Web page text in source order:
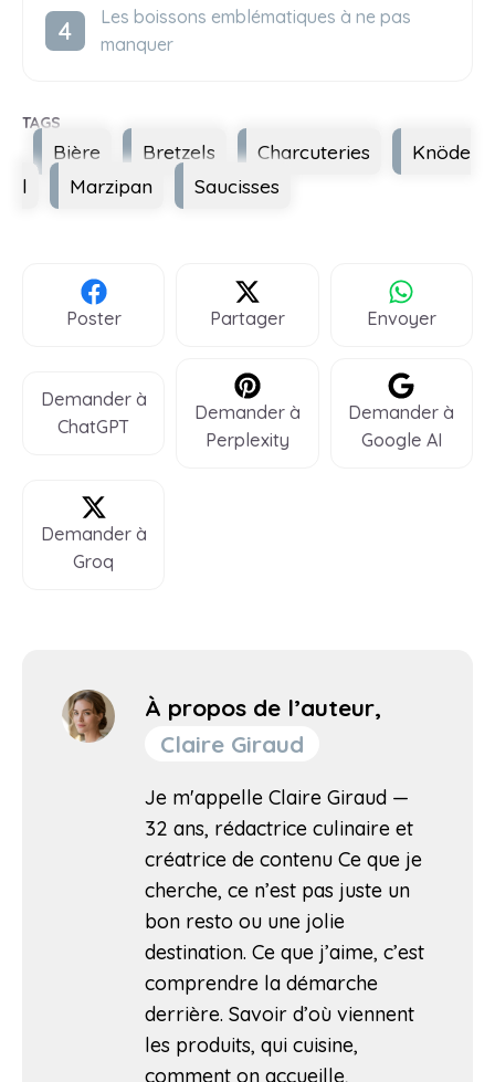
Les boissons emblématiques à ne pas
manquer
Bière Bretzels Charcuteries
Knöde
l
Marzipan Saucisses
Poster Partager Envoyer
Demander à
ChatGPT
Demander à
Perplexity
Demander à
Google AI
Demander à
Groq
À propos de l’auteur,
Claire Giraud
Je m'appelle Claire Giraud —
32 ans, rédactrice culinaire et
créatrice de contenu Ce que je
cherche, ce n’est pas juste un
bon resto ou une jolie
destination. Ce que j’aime, c’est
comprendre la démarche
derrière. Savoir d’où viennent
les produits, qui cuisine,
comment on accueille,